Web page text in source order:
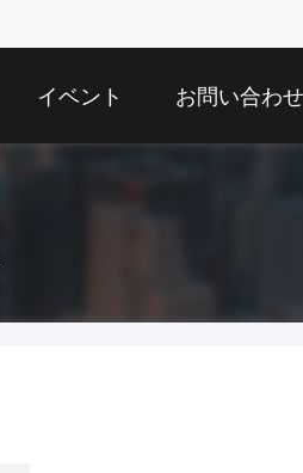
イベント お問い合わせ